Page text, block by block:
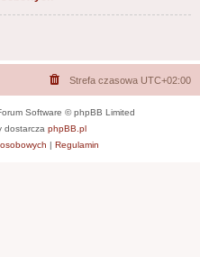
Strefa czasowa UTC+02:00
Software © phpBB Limited
dostarcza phpBB.pl
| Regulamin